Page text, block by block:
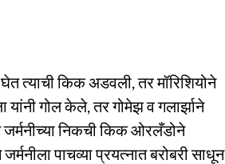
त्याची किक अडवली, तर मॉरिशियोने
यांनी गोल केले, तर गोमेझ व गलार्झाने
निकची किक ओरलँडोने
पाचव्या प्रयत्नात बरोबरी साधून